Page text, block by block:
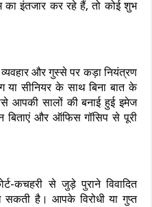
इंतजार कर रहे हैं, तो कोई शुभ
व्यवहार और गुस्से पर कड़ा नियंत्रण
सीनियर के साथ बिना बात के
आपकी सालों की बनाई हुई इमेज
बिताएं और ऑफिस गॉसिप से पूरी
कचहरी से जुड़े पुराने विवादित
है। आपके विरोधी या गुप्त